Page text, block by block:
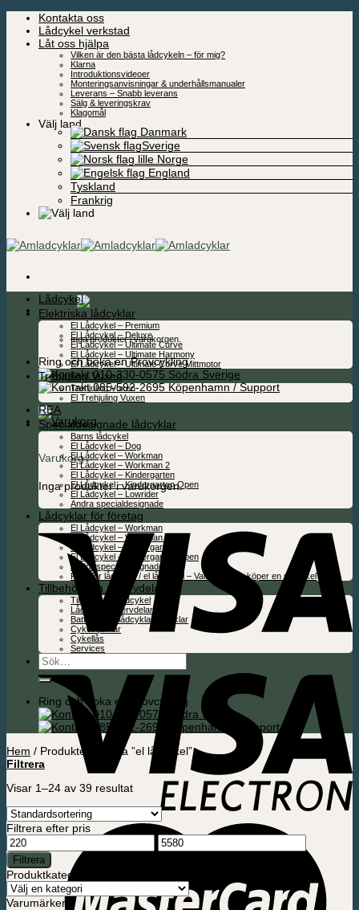
Skip
content
Kontakta oss
Lådcykel verkstad
Låt oss hjälpa
Vilken är den bästa lådcykeln – för mig?
Klarna
Introduktionsvideoer
Monteringsanvisningar & underhållsmanualer
Leverans – Snabb leverans
Sälg & leveringskrav
Klagomål
Välj land
Danmark
Sverige
Norge
England
Tyskland
Frankrig
0,00kr
Inga produkter i varukorgen.
Ring och boka en Provcykling
010-330-0575 Södra Sverige
085-592-2695 Köpenhamn / Support
Varukorg
Inga produkter i varukorgen.
Lådcykel
Elektriska lådcyklar
El Lådcykel – Premium
El Lådcykel – Deluxe
El Lådcykel – Ultimate Curve
El Lådcykel – Ultimate Harmony
El Lådcykel – Ultimate Curve Mittmotor
Trehjuling Vuxen
Trehjuling Vuxen
El Trehjuling Vuxen
REA
Specialdesignade lådcyklar
Barns lådcykel
El Lådcykel – Dog
El Lådcykel – Workman
El Lådcykel – Workman 2
El Lådcykel – Kindergarten
El Lådcykel – Kindergarten Open
El Lådcykel – Lowrider
Andra specialdesignade
Lådcyklar för företag
El Lådcykel – Workman
El Lådcykel – Workman 2
El Lådcykel – Kindergarten
El Lådcykel – Kindergarten Open
Andra specialdesignade
Folie för lådcykel / el lådcykel – Valfritt när du köper en ny cykel
Tillbehör och reservdelar
Tillbehör för lådcykel
Lådcykel reservdelar
Batterier för lådcyklar & cyklar
Cykelhjälmar
Cykellås
Services
Sök
efter:
Ring och boka en Provcykling
010-330-0575 Södra Sverige
085-592-2695 Köpenhamn / Support
Hem / Produkter märkta ”el lådcykel”
Filtrera
Visar 1–24 av 39 resultat
Filtrera efter pris
Min
pris
Max
pris
Filtrera
Produktkategorier
Varumärken